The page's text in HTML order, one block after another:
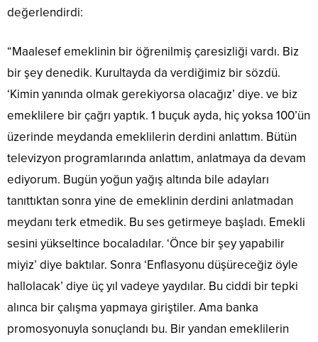
değerlendirdi:
“Maalesef emeklinin bir öğrenilmiş çaresizliği vardı. Biz
bir şey denedik. Kurultayda da verdiğimiz bir sözdü.
‘Kimin yanında olmak gerekiyorsa olacağız’ diye. ve biz
emeklilere bir çağrı yaptık. 1 buçuk ayda, hiç yoksa 100’ün
üzerinde meydanda emeklilerin derdini anlattım. Bütün
televizyon programlarında anlattım, anlatmaya da devam
ediyorum. Bugün yoğun yağış altında bile adayları
tanıttıktan sonra yine de emeklinin derdini anlatmadan
meydanı terk etmedik. Bu ses getirmeye başladı. Emekli
sesini yükseltince bocaladılar. ‘Önce bir şey yapabilir
miyiz’ diye baktılar. Sonra ‘Enflasyonu düşüreceğiz öyle
hallolacak’ diye üç yıl vadeye yaydılar. Bu ciddi bir tepki
alınca bir çalışma yapmaya giriştiler. Ama banka
promosyonuyla sonuçlandı bu. Bir yandan emeklilerin